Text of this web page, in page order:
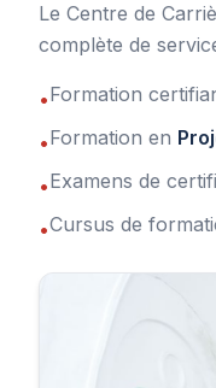
Le Centre de
complète de
•Formation
•Formation en
•Examens de
•Cursus de